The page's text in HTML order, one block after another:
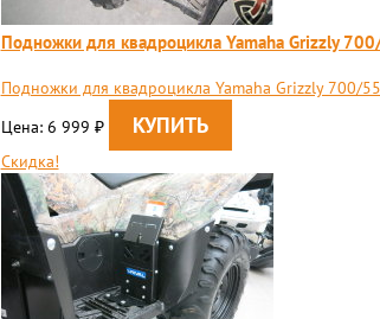
Подножки для квадроцикла Yamaha Grizzly
Подножки для квадроцикла Yamaha Grizzly 700/
Цена: 6 999 ₽
Скидка!